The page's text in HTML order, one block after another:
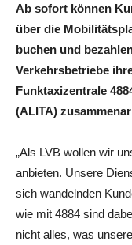
Ab sofort können
über die
buchen und
Verkehrsbetriebe
Funktaxizentrale
(ALITA)
„Als LVB wollen wir
anbieten. Unsere
sich wandelnden
wie mit 4884 sind
nicht alles, was